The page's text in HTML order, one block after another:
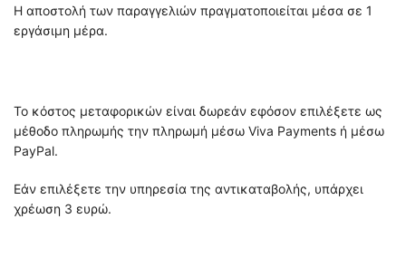
Η αποστολή των παραγγελιών πραγματοποιείται μέσα σε 1
εργάσιμη μέρα.
Το κόστος μεταφορικών είναι δωρεάν εφόσον επιλέξετε ως
μέθοδο πληρωμής την πληρωμή μέσω Viva Payments ή μέσω
PayPal.
Εάν επιλέξετε την υπηρεσία της αντικαταβολής, υπάρχει
χρέωση 3 ευρώ.